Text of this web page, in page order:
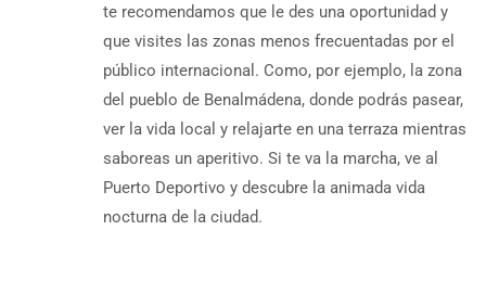
te recomendamos que le des una oportunidad y
que visites las zonas menos frecuentadas por el
público internacional. Como, por ejemplo, la zona
del pueblo de Benalmádena, donde podrás pasear,
ver la vida local y relajarte en una terraza mientras
saboreas un aperitivo. Si te va la marcha, ve al
Puerto Deportivo y descubre la animada vida
nocturna de la ciudad.